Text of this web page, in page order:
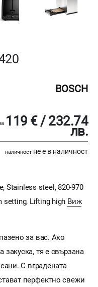
BOSCH
119 € / 232.74
лв.
наличност не е в наличност
Stainless steel, 820-970
setting, Lifting high Виж
за вас. Ако
закуска, тя е свързана
С вградената
перфектно свежи